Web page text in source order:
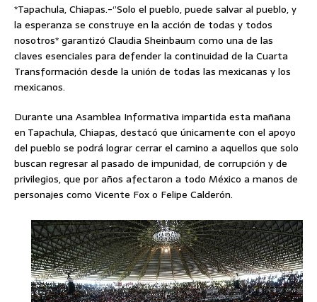
*Tapachula, Chiapas.-‘’Solo el pueblo, puede salvar al pueblo, y
la esperanza se construye en la acción de todas y todos
nosotros* garantizó Claudia Sheinbaum como una de las
claves esenciales para defender la continuidad de la Cuarta
Transformación desde la unión de todas las mexicanas y los
mexicanos.
Durante una Asamblea Informativa impartida esta mañana
en Tapachula, Chiapas, destacó que únicamente con el apoyo
del pueblo se podrá lograr cerrar el camino a aquellos que solo
buscan regresar al pasado de impunidad, de corrupción y de
privilegios, que por años afectaron a todo México a manos de
personajes como Vicente Fox o Felipe Calderón.